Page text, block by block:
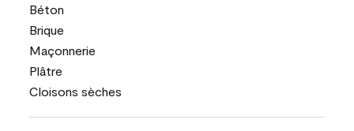
Béton
Brique
Maçonnerie
Plâtre
Cloisons sèches